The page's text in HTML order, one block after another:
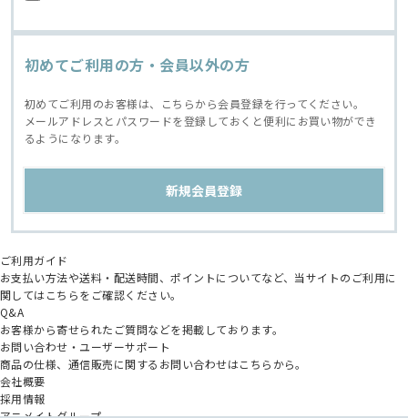
初めてご利用の方・会員以外の方
初めてご利用のお客様は、こちらから会員登録を行ってください。
メールアドレスとパスワードを登録しておくと便利にお買い物ができ
るようになります。
ご利用ガイド
お支払い方法や送料・配送時間、ポイントについてなど、当サイトのご利用に
関してはこちらをご確認ください。
Q&A
お客様から寄せられたご質問などを掲載しております。
お問い合わせ・ユーザーサポート
商品の仕様、通信販売に関するお問い合わせはこちらから。
会社概要
採用情報